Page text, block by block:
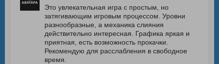
Это увлекательная игра с простым, но
затягивающим игровым процессом. Уровни
разнообразные, а механика слияния
действительно интересная. Графика яркая и
приятная, есть возможность прокачки.
Рекомендую для расслабления в свободное
время.